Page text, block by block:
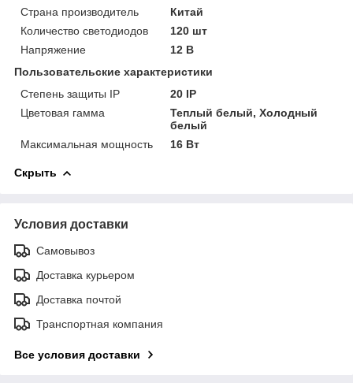
Страна производитель
Китай
Количество светодиодов
120 шт
Напряжение
12 В
Пользовательские характеристики
Степень защиты IP
20 IP
Цветовая гамма
Теплый белый, Холодный
белый
Максимальная мощность
16 Вт
Скрыть
Условия доставки
Самовывоз
Доставка курьером
Доставка почтой
Транспортная компания
Все условия доставки